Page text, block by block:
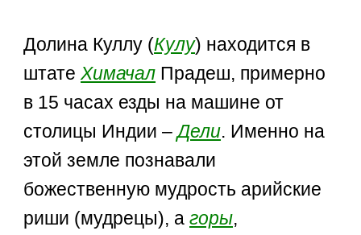
Долина Куллу (Кулу) находится в
штатеХимачал Прадеш, примерно
в 15 часах езды на машине от
столицы Индии –Дели. Именно на
этой земле познавали
божественную мудрость арийские
риши (мудрецы), агоры,